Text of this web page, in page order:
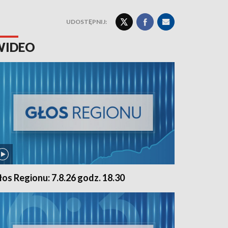
UDOSTĘPNIJ:
Regionu: 7.8.26 godz. 18.30